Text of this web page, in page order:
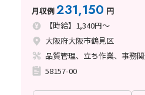
月収例231,150 円
【時給】1,340円～
大阪府大阪市鶴見区
品質管理、立ち作業、事務
58157-00